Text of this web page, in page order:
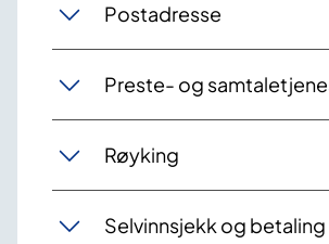
Postadresse
Preste- og
Røyking
Selvinnsjekk og betaling